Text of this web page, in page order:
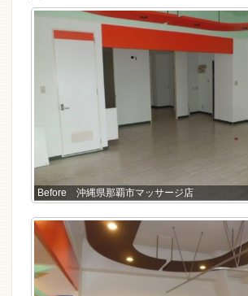
Before 沖縄県那覇市マッサージ店